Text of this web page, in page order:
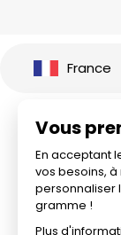
Vous
En acceptant
vos besoins,
personnaliser
gramme !
Plus
France